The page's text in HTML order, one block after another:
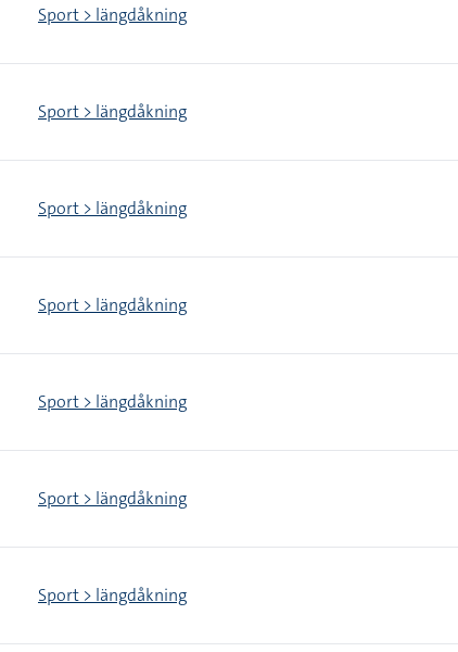
Sport > längdåkning
Sport > längdåkning
Sport > längdåkning
Sport > längdåkning
Sport > längdåkning
Sport > längdåkning
Sport > längdåkning